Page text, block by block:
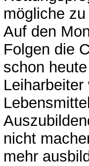
mögliche
Auf den
Folgen die
schon
nicht
mehr